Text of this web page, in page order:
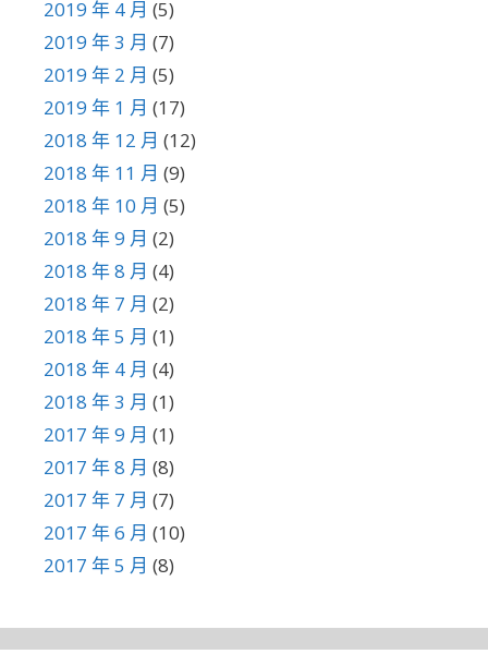
2019 年 4 月 (5)
2019 年 3 月 (7)
2019 年 2 月 (5)
2019 年 1 月 (17)
2018 年 12 月 (12)
2018 年 11 月 (9)
2018 年 10 月 (5)
2018 年 9 月 (2)
2018 年 8 月 (4)
2018 年 7 月 (2)
2018 年 5 月 (1)
2018 年 4 月 (4)
2018 年 3 月 (1)
2017 年 9 月 (1)
2017 年 8 月 (8)
2017 年 7 月 (7)
2017 年 6 月 (10)
2017 年 5 月 (8)